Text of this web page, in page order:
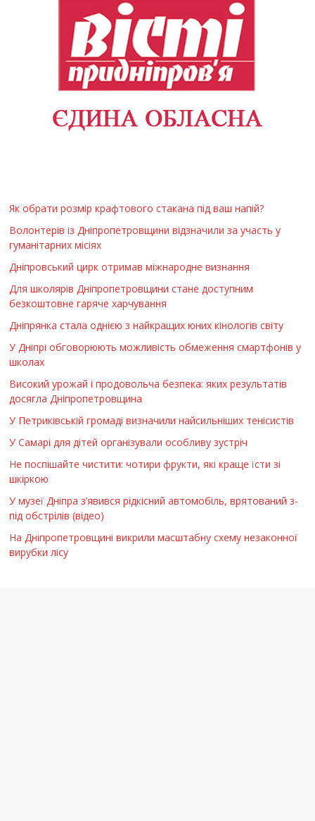
Як обрати розмір крафтового стакана під ваш напій?
Волонтерів із Дніпропетровщини відзначили за участь у
гуманітарних місіях
Дніпровський цирк отримав міжнародне визнання
Для школярів Дніпропетровщини стане доступним
безкоштовне гаряче харчування
Дніпрянка стала однією з найкращих юних кінологів світу
У Дніпрі обговорюють можливість обмеження смартфонів у
школах
Високий урожай і продовольча безпека: яких результатів
досягла Дніпропетровщина
У Петриківській громаді визначили найсильніших тенісистів
У Самарі для дітей організували особливу зустріч
Не поспішайте чистити: чотири фрукти, які краще їсти зі
шкіркою
У музеї Дніпра з’явився рідкісний автомобіль, врятований з-
під обстрілів (відео)
На Дніпропетровщині викрили масштабну схему незаконної
вирубки лісу